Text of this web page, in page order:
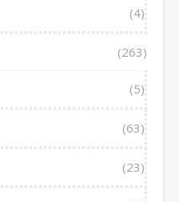
(4)
(263)
(5)
(63)
(23)